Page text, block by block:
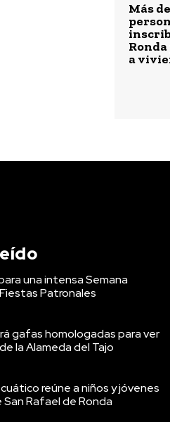
Más
a
una intensa Semana
Patronales
gafas homologadas para ver
la Alameda del Tajo
reúne a niños y jóvenes
San Rafael de Ronda